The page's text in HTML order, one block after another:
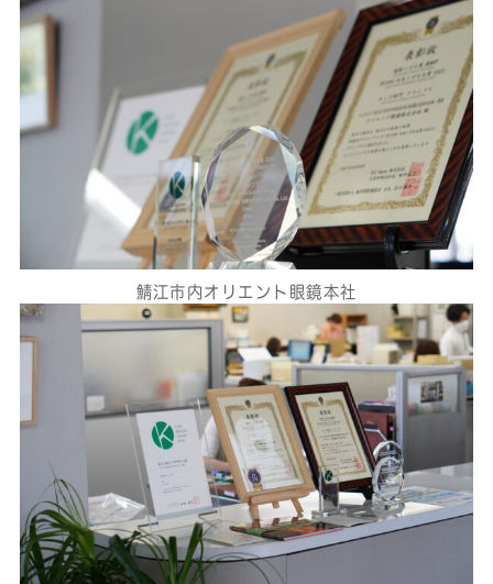
鯖江市内オリエント眼鏡本社